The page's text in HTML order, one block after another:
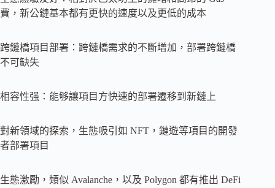
費，新公鏈基本都有更快的速度以及更低的成本
跨鏈橋項目部署：跨鏈橋需求的不斷增加，部署跨鏈橋
不可缺失
相容性强：能够讓項目方快速的部署遷移到新鏈上
對新領域的探索，生態吸引如 NFT，鏈遊等項目的開發
者部署項目
生態激勵，類似 Avalanche，以及 Polygon 都有推出 DeFi